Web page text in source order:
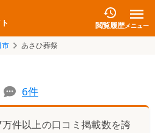
閲覧履歴メニュー
市 あさひ葬祭
6件
件以上の口コミ掲載数を誇